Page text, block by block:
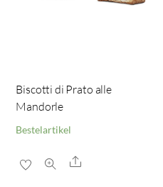
Biscotti di Prato alle
Mandorle
Bestelartikel
Share